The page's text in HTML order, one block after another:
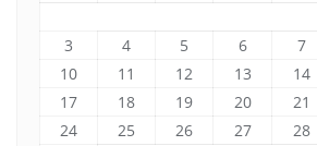
3
4 5 6 7
10
11 12 13 14
17
18 19 20 21
24
25 26 27 28